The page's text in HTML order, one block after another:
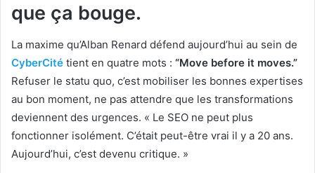
que ça bouge.
La maxime qu’Alban Renard défend aujourd’hui au sein de
CyberCité tient en quatre mots : “Move before it moves.”
Refuser le statu quo, c’est mobiliser les bonnes expertises
au bon moment, ne pas attendre que les transformations
deviennent des urgences. « Le SEO ne peut plus
fonctionner isolément. C’était peut-être vrai il y a 20 ans.
Aujourd’hui, c’est devenu critique. »